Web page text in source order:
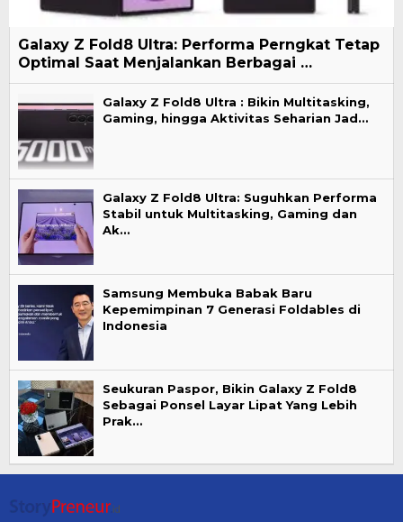
Galaxy Z Fold8 Ultra: Performa Perngkat Tetap
Optimal Saat Menjalankan Berbagai …
Galaxy Z Fold8 Ultra : Bikin Multitasking,
Gaming, hingga Aktivitas Seharian Jad…
Galaxy Z Fold8 Ultra: Suguhkan Performa
Stabil untuk Multitasking, Gaming dan
Ak…
Samsung Membuka Babak Baru
Kepemimpinan 7 Generasi Foldables di
Indonesia
Seukuran Paspor, Bikin Galaxy Z Fold8
Sebagai Ponsel Layar Lipat Yang Lebih
Prak…